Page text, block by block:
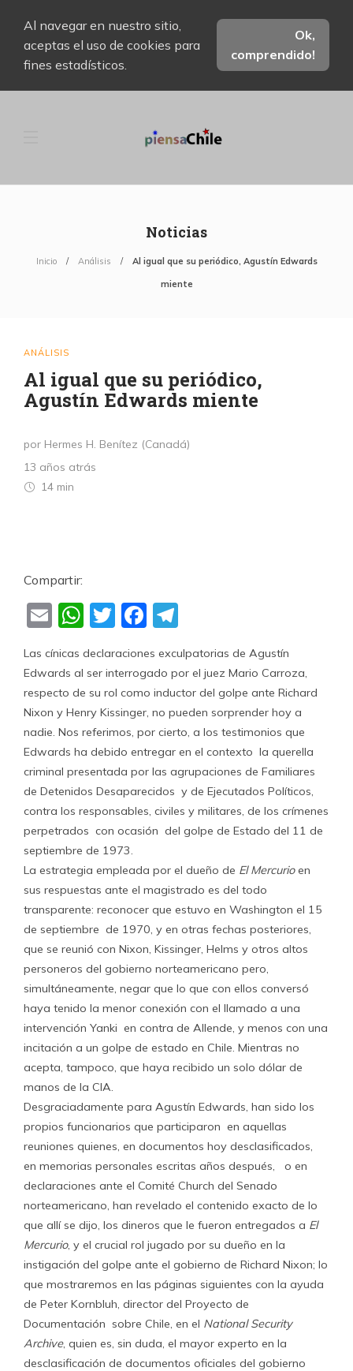
Al navegar en nuestro sitio,
aceptas el uso de cookies para
fines estadísticos.
Ok,
comprendido!
Noticias
Inicio Análisis Al igual que su periódico, Agustín Edwards
miente
ANÁLISIS
Al igual que su periódico,
Agustín Edwards miente
por Hermes H. Benítez (Canadá)
13 años atrás
14 min
Compartir:
EmailWhatsApp
TwitterFacebook
Las cínicas declaraciones exculpatorias de Agustín
Edwards al ser interrogado por el juez Mario Carroza,
respecto de su rol como inductor del golpe ante Richard
Nixon y Henry Kissinger, no pueden sorprender hoy a
nadie. Nos referimos, por cierto, a los testimonios que
Edwards ha debido entregar en el contexto la querella
criminal presentada por las agrupaciones de Familiares
de Detenidos Desaparecidos y de Ejecutados Políticos,
contra los responsables, civiles y militares, de los crímenes
perpetrados con ocasión del golpe de Estado del 11 de
septiembre de 1973.
La estrategia empleada por el dueño de El Mercurioen
sus respuestas ante el magistrado es del todo
transparente: reconocer que estuvo en Washington el 15
de septiembre de 1970, y en otras fechas posteriores,
que se reunió con Nixon, Kissinger, Helms y otros altos
personeros del gobierno norteamericano pero,
simultáneamente, negar que lo que con ellos conversó
haya tenido la menor conexión con el llamado a una
intervención Yanki en contra de Allende, y menos con una
incitación a un golpe de estado en Chile. Mientras no
acepta, tampoco, que haya recibido un solo dólar de
manos de la CIA.
Desgraciadamente para Agustín Edwards, han sido los
propios funcionarios que participaron en aquellas
reuniones quienes, en documentos hoy desclasificados,
en memorias personales escritas años después, o en
declaraciones ante el Comité Church del Senado
norteamericano, han revelado el contenido exacto de lo
que allí se dijo, los dineros que le fueron entregados a El
Mercurio, y el crucial rol jugado por su dueño en la
instigación del golpe ante el gobierno de Richard Nixon; lo
que mostraremos en las páginas siguientes con la ayuda
de Peter Kornbluh, director del Proyecto de
Documentación sobre Chile, en el National Security
Archive, quien es, sin duda, el mayor experto en la
desclasificación de documentos oficiales del gobierno